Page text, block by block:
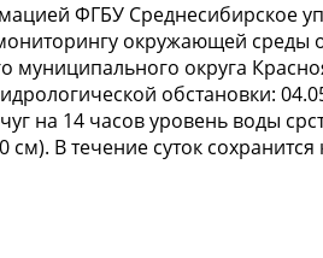
ФГБУ Среднесибирское
окружающей среды
муниципального округа
обстановки:
на 14 часов уровень воды
см). В течение суток